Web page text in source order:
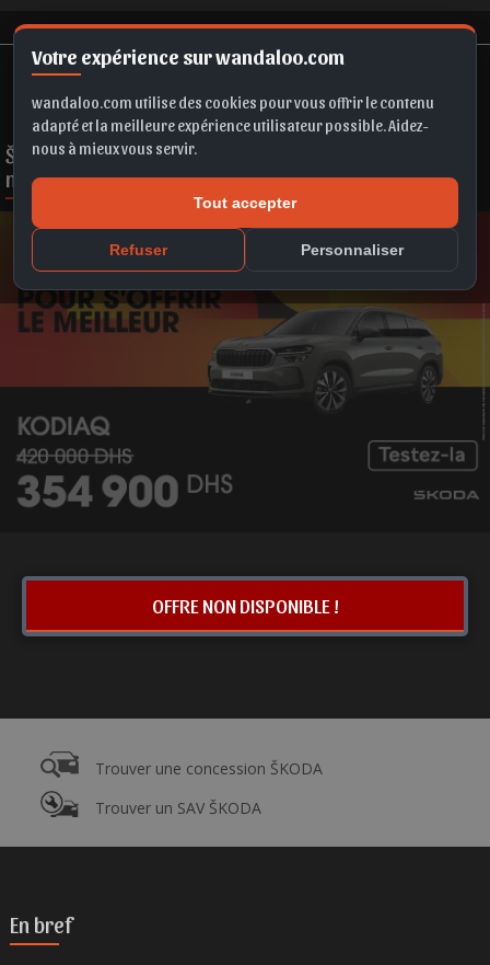
Votre expérience sur wandaloo.com
wandaloo.com utilise des cookies pour vous offrir le contenu
adapté et la meilleure expérience utilisateur possible. Aidez-
nous à mieux vous servir.
Tout accepter
Refuser Personnaliser
ŠKODA Kodiaq : Le meilleur moment pour s'offrir le
meilleur !
OFFRE NON DISPONIBLE !
Trouver une concession ŠKODA
Trouver un SAV ŠKODA
En bref